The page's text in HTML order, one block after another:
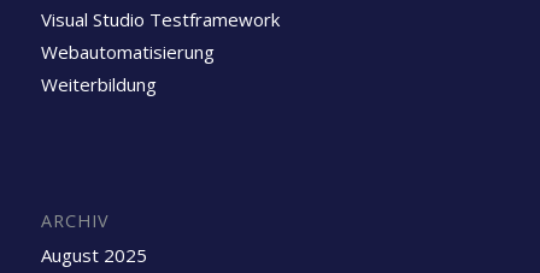
Visual Studio Testframework
Webautomatisierung
Weiterbildung
ARCHIV
August 2025